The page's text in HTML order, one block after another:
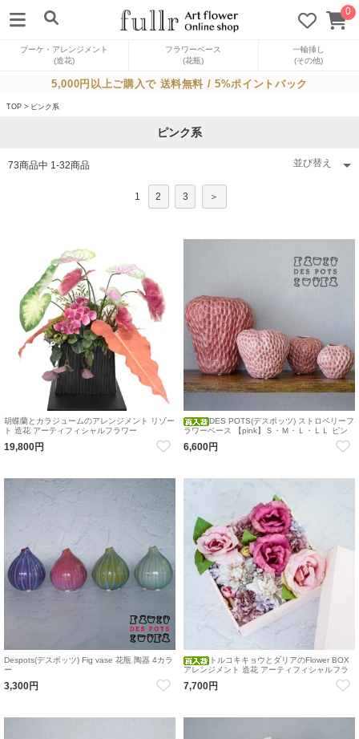
0
ブーケ・アレンジメント
(造花)
フラワーベース
(花瓶)
一輪挿し
(その他)
5,000円以上ご購入で 送料無料 / 5%ポイントバック
TOP > ピンク系
ピンク系
73商品中 1-32商品
1 2 3 ＞
胡蝶蘭とカラジュームのアレンジメント リゾー
ト 造花 アーティフィシャルフラワー
19,800円
DES POTS(デスポッツ) ストロベリーフ
ラワーベース 【pink】Ｓ・Ｍ・Ｌ・ＬＬ ピン
6,600円
Despots(デスポッツ) Fig vase 花瓶 陶器 4カラ
ー
3,300円
トルコキキョウとダリアのFlower BOX
アレンジメント 造花 アーティフィシャルフラ
ワー BOXアレンジメント フラワーボックス
7,700円